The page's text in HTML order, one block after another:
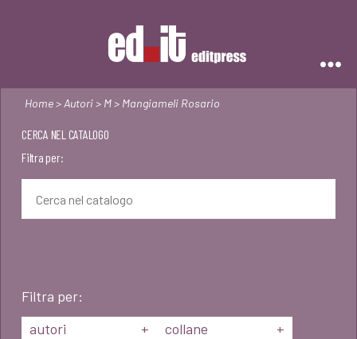
Home> Autori> M> Mangiameli Rosario
CERCA NEL CATALOGO
Filtra per:
Filtra per:
autori
+ collane
+